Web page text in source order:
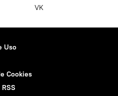
VK
Uso
Cookies
RSS